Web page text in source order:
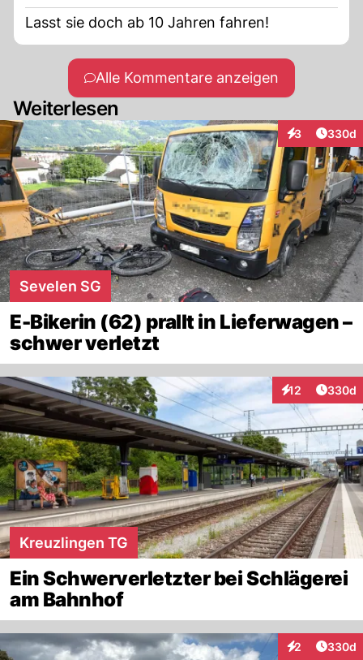
Lasst sie doch ab 10 Jahren fahren!
Alle Kommentare anzeigen
Weiterlesen
3
Interaktionen
330d
Sevelen SG
E-Bikerin (62) prallt in Lieferwagen –
schwer verletzt
12
Interaktionen
330d
Kreuzlingen TG
Ein Schwerverletzter bei Schlägerei
am Bahnhof
2
Interaktionen
330d